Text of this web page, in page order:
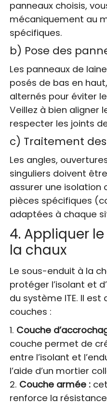
panneaux choisis,
mécaniquement au
spécifiques.
b) Pose des
Les panneaux de
posés de bas en
alternés pour éviter
Veillez à bien aligner
respecter les joints
c) Traitement
Les angles,
singuliers doivent
assurer une isolation
pièces spécifiques
adaptées à chaque
4. Appliquer
la chaux
Le sous-enduit à la
protéger l’isolant et
du système ITE. Il est
couches :
Couche
couche permet de
entre l’isolant et
l’aide d’un mortier
Couche armée :
renforce la